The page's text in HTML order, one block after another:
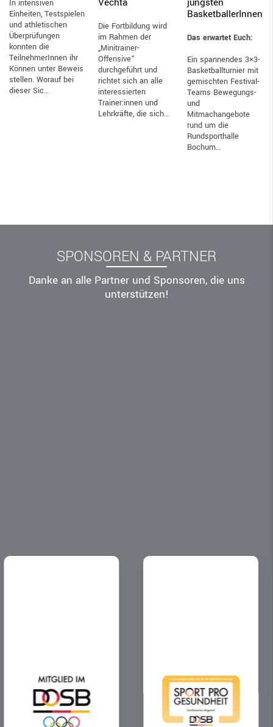
In intensiven
Einheiten, Testspielen
und athletischen
Überprüfungen
konnten die
TeilnehmerInnen ihr
Können unter Beweis
stellen. Worauf bei
dieser Sic…
Die Fortbildung wird
im Rahmen der
„Minitrainer-
Offensive“
durchgeführt und
richtet sich an alle
interessierten
Trainer:innen und
Lehrkräfte, die sich…
BasketballerInnen
Das erwartet Euch:
Ein spannendes 3×3-
Basketballturnier mit
gemischten Festival-
Teams Bewegungs-
und
Mitmachangebote
rund um die
Rundsporthalle
Bochum…
SPONSOREN & PARTNER
Danke an alle Partner und Sponsoren, die uns
unterstützen!